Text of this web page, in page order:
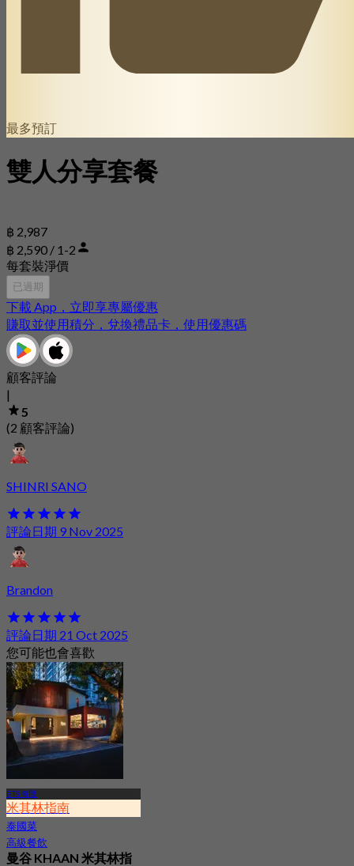
最多預訂
雙人分享套餐
฿ 2,987
฿ 2,590 / 1-2
每套裝淨價
已過期
下載 App，立即享專屬優惠
賺取並使用積分，兌換禮品卡，使用優惠碼
顧客評論
|
5
(2 顧客評論)
SHINRI SANO
評論日期 9 Nov 2025
Brandon
評論日期 21 Oct 2025
您可能也會喜歡
BTS 奇隆
米其林指南
泰國菜
高級餐飲
曼谷 KHAAN 米其林指